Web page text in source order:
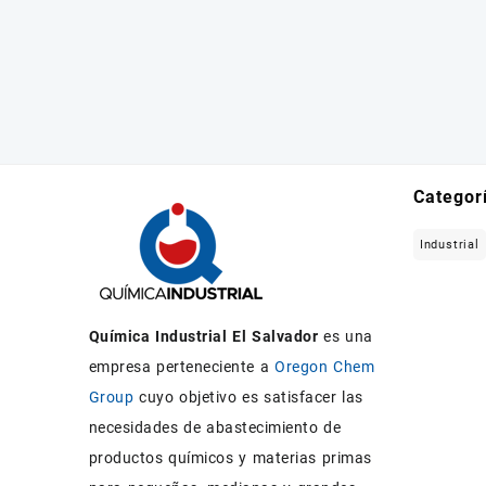
Química Industrial El Salvador es una
empresa perteneciente aOregon Chem
Group cuyo objetivo es satisfacer las
necesidades de abastecimiento de
productos químicos y materias primas
Industrial